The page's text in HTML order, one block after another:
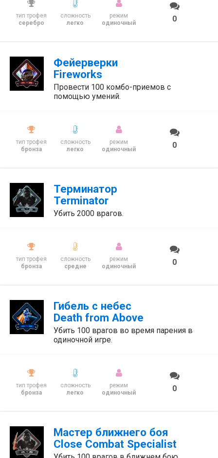
тип трофея
серебро
сложность
легко
режим
одиночный
0
Фейерверки
Fireworks
Провести 100 комбо-приемов с
помощью умений.
тип трофея
бронза
сложность
легко
режим
одиночный
0
Терминатор
Terminator
Убить 2000 врагов.
тип трофея
бронза
сложность
средне
режим
одиночный
0
Гибель с небес
Death from Above
Убить 100 врагов во время парения в
одиночной игре.
тип трофея
бронза
сложность
легко
режим
одиночный
0
Мастер ближнего боя
Close Combat Specialist